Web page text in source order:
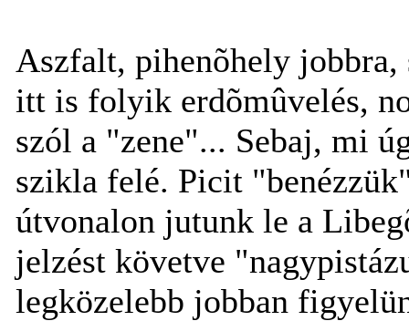
Aszfalt, pihenõhely jobbra,
itt is folyik erdõmûvelés,
szól a "zene"... Sebaj, mi
szikla felé. Picit
útvonalon jutunk le a
jelzést követve
legközelebb jobban